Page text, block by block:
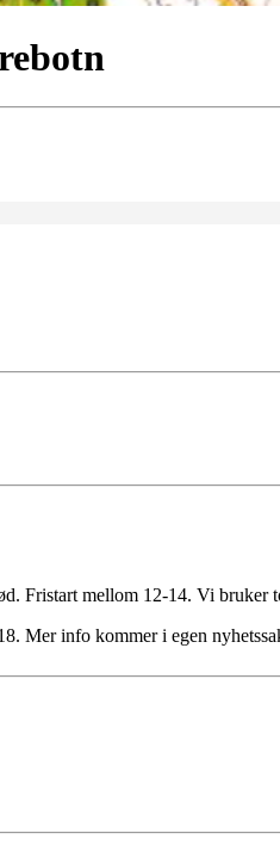
Fristart mellom 12-14. Vi bruker
Mer info kommer i egen